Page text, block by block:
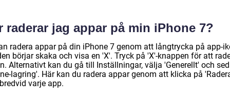
raderar jag appar på min iPhone 7?
radera appar på din iPhone 7 genom att långtrycka på app-
börjar skaka och visa en 'X'. Tryck på 'X'-knappen för att
Alternativt kan du gå till Inställningar, välja 'Generellt' och
lagring'. Här kan du radera appar genom att klicka på
varje app.